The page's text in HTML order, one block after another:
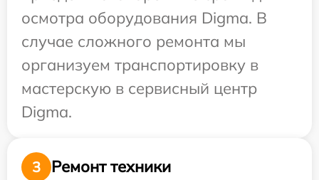
осмотра оборудования Digma. В
случае сложного ремонта мы
организуем транспортировку в
мастерскую в сервисный центр
Digma.
3
Ремонт техники